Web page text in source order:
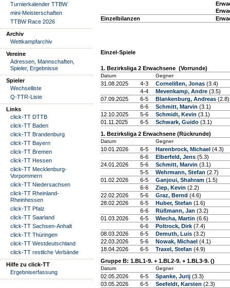
Turnierkalender TTBW
mini-Meisterschaften
TTBW Race 2026
Archiv
Wettkampfarchiv
Vereine
Adressen, Mannschaften,
Spieler, Ergebnisse
Spieler
Wechselliste
Q-TTR-Liste
Links
click-TT DTTB
click-TT Baden
click-TT Brandenburg
click-TT Bayern
click-TT Bremen
click-TT Hessen
click-TT Mecklenburg-
Vorpommern
click-TT Niedersachsen
click-TT Rheinland-
Rheinhessen
click-TT Pfalz
click-TT Saarland
click-TT Sachsen-Anhalt
click-TT Thüringen
click-TT Westdeutschland
click-TT restliche Verbände
Hilfe zu click-TT
Ergebniserfassung
Einzelbilanzen
Einzel-Spiele
1. Bezirksliga 2 Erwachsene (Vorrunde)
Datum Gegner
31.08.2025 4-3 Cornelißen, Jonas (3.4)
4-4
Mevenkamp, Andre (3.5)
07.09.2025
6-5 Blankenburg, Andreas (2.8)
6-6
Schmitt, Marvin (3.1)
12.10.2025
5-6 Schmidt, Kevin (3.1)
01.11.2025
6-5 Schwark, Guido (3.1)
1. Bezirksliga 2 Erwachsene (Rückrunde)
Datum Gegner
10.01.2026 6-5 Harenbrock, Michael (4.3)
6-6
Elberfeld, Jens (5.3)
24.01.2026
5-6 Schmitt, Marvin (3.1)
5-5
Wehrmann, Stefan (2.7)
01.02.2026
6-5 Ganjoui, Shahram (1.5)
6-6
Ziep, Kevin (2.2)
22.02.2026
5-6 Graz, Bernd (4.6)
28.02.2026
6-5 Huber, Stefan (1.6)
6-6
Rüßmann, Jan (3.2)
01.03.2026
6-5 Wiecha, Martin (6.6)
6-6
Poltrock, Dirk (7.4)
08.03.2026
6-5 Demuth, Luis (3.2)
22.03.2026
5-6 Nowak, Michael (4.1)
18.04.2026
6-5 Traxel, Stefan (4.9)
Gruppe B: 1.BL1-9. + 1.BL2-9. + 1.BL3-9. ()
Datum Gegner
02.05.2026 6-5 Spanke, Jurij (3.3)
03.05.2026
6-5 Seefeldt, Karsten (2.3)